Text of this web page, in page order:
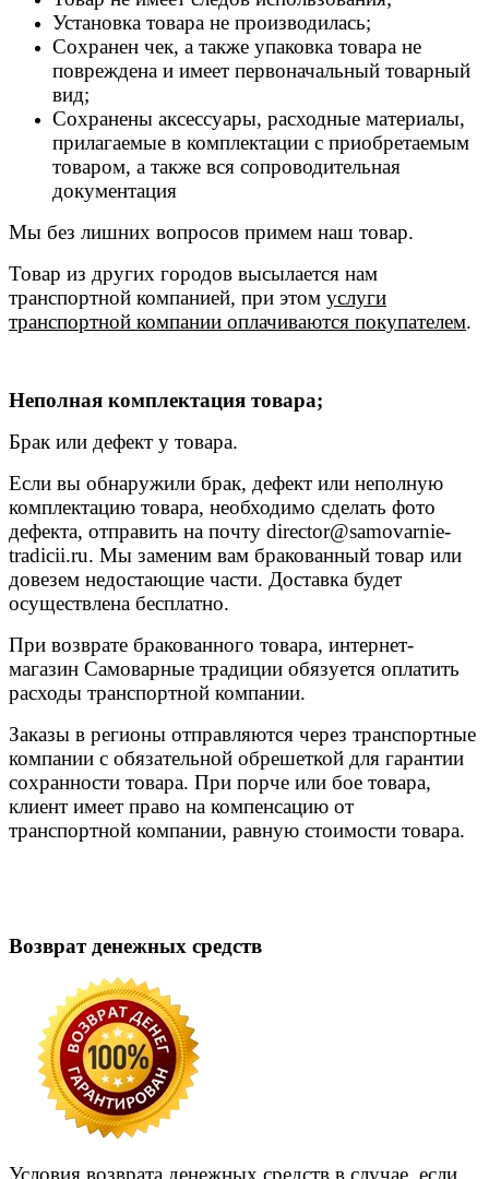
Установка товара не производилась;
Сохранен чек, а также упаковка товара не
повреждена и имеет первоначальный товарный
вид;
Сохранены аксессуары, расходные материалы,
прилагаемые в комплектации с приобретаемым
товаром, а также вся сопроводительная
документация
Мы без лишних вопросов примем наш товар.
Товар из других городов высылается нам
транспортной компанией, при этом услуги
транспортной компании оплачиваются покупателем.
Неполная комплектация товара;
Брак или дефект у товара.
Если вы обнаружили брак, дефект или неполную
комплектацию товара, необходимо сделать фото
дефекта, отправить на почту director@samovarnie-
tradicii.ru. Мы заменим вам бракованный товар или
довезем недостающие части. Доставка будет
осуществлена бесплатно.
При возврате бракованного товара, интернет-
магазин Самоварные традиции обязуется оплатить
расходы транспортной компании.
Заказы в регионы отправляются через транспортные
компании с обязательной обрешеткой для гарантии
сохранности товара. При порче или бое товара,
клиент имеет право на компенсацию от
транспортной компании, равную стоимости товара.
Возврат денежных средств